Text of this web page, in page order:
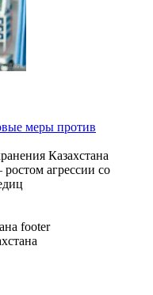
меры против
Казахстана
агрессии со